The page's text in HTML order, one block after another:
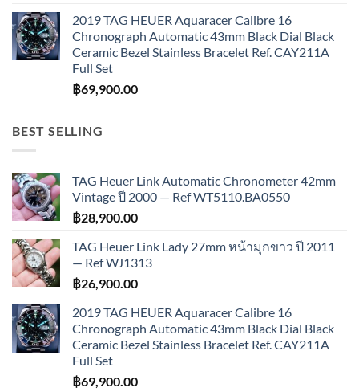
2019 TAG HEUER Aquaracer Calibre 16
Chronograph Automatic 43mm Black Dial Black
Ceramic Bezel Stainless Bracelet Ref. CAY211A
Full Set
฿69,900.00
BEST SELLING
TAG Heuer Link Automatic Chronometer 42mm
Vintage ปี 2000 — Ref WT5110.BA0550
฿28,900.00
TAG Heuer Link Lady 27mm หน้ามุกขาว ปี 2011
— Ref WJ1313
฿26,900.00
2019 TAG HEUER Aquaracer Calibre 16
Chronograph Automatic 43mm Black Dial Black
Ceramic Bezel Stainless Bracelet Ref. CAY211A
Full Set
฿69,900.00